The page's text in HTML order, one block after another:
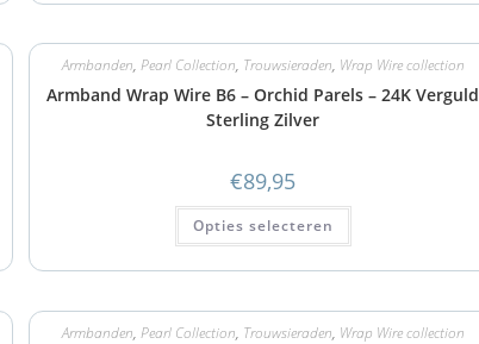
Armbanden, Pearl Collection, Trouwsieraden, Wrap Wire collection
Armband Wrap Wire B6 – Orchid Parels – 24K Verguld
Sterling Zilver
€89,95
Opties selecteren
Armbanden, Pearl Collection, Trouwsieraden, Wrap Wire collection